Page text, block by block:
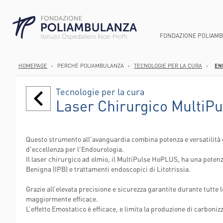
FONDAZIONE
CHI SIAMO
SUCCEDE IN UN
AREE E U.O.
WELFARE PER LE
AREA
AREA
PERCORSO
ANATOMIA
CHIRURGIA
CHIRURGIA
LABORATORIO
DIREZIONE
CURE
SERVIZI DIURNI
CONSULTORI
AMBULATORI
HOMEPAGE › PERCHÉ POLIAMBULANZA › TECNOLOGIE PER LA CURA ›
Tecnologie per la cura
Laser Chirurgico
Questo strumento all'avanguardia combina potenza e
d'eccellenza per l'Endourologia.
Il laser chirurgico ad olmio, il MultiPulse HoPLUS, ha una
Benigna (IPB) e trattamenti endoscopici di Litotrissia.
Grazie all’elevata precisione e sicurezza garantite durante
maggiormente efficace.
L’effetto Emostatico è efficace, e limita la produzione di